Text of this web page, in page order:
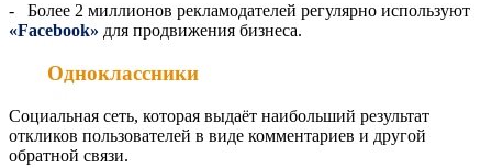
- Более 2 миллионов рекламодателей регулярно используют
«Facebook» для продвижения бизнеса.
Одноклассники
Социальная сеть, которая выдаёт наибольший результат
откликов пользователей в виде комментариев и другой
обратной связи.